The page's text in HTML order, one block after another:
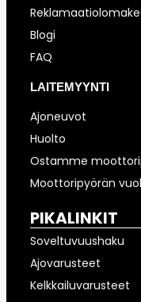
Reklamaatiolomake
Blogi
FAQ
LAITEMYYNTI
Ajoneuvot
Huolto
Ostamme
Moottoripyörän
PIKALINKIT
Soveltuvuushaku
Ajovarusteet
Kelkkailuvarusteet